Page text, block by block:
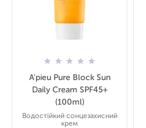
A'pieu Pure Block Sun
Daily Cream SPF45+
(100ml)
Водостійкий сонцезахисний
крем